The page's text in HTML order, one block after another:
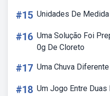
#15 Unidades De
#16 Uma Solução Foi
0g De Cloreto
#17 Uma Chuva
#18 Um Jogo Entre